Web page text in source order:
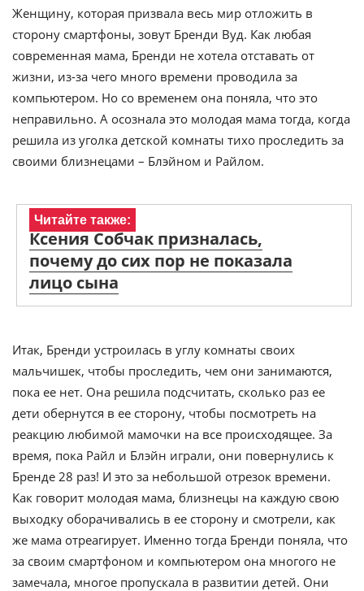
Женщину, которая призвала весь мир отложить в
сторону смартфоны, зовут Бренди Вуд. Как любая
современная мама, Бренди не хотела отставать от
жизни, из-за чего много времени проводила за
компьютером. Но со временем она поняла, что это
неправильно. А осознала это молодая мама тогда, когда
решила из уголка детской комнаты тихо проследить за
своими близнецами – Блэйном и Райлом.
Читайте также:
Ксения Собчак призналась,
почему до сих пор не показала
лицо сына
Итак, Бренди устроилась в углу комнаты своих
мальчишек, чтобы проследить, чем они занимаются,
пока ее нет. Она решила подсчитать, сколько раз ее
дети обернутся в ее сторону, чтобы посмотреть на
реакцию любимой мамочки на все происходящее. За
время, пока Райл и Блэйн играли, они повернулись к
Бренде 28 раз! И это за небольшой отрезок времени.
Как говорит молодая мама, близнецы на каждую свою
выходку оборачивались в ее сторону и смотрели, как
же мама отреагирует. Именно тогда Бренди поняла, что
за своим смартфоном и компьютером она многого не
замечала, многое пропускала в развитии детей. Они